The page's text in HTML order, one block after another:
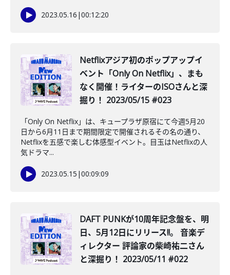
2023.05.16 |00:12:20
Netflixアジア初のポップアップイ
ベント「Only On Netflix」、まも
なく開催！ライターのISOさんと深
掘り！ 2023/05/15 #023
「Only On Netflix」は、キュープラザ原宿にて今週5月20
日から6月11日まで期間限定で開催されるその名の通り、
Netflixを五感で楽しむ体感型イベント。目玉はNetflixの人
気ドラマ...
2023.05.15 |00:09:09
DAFT PUNKが10周年記念盤を、明
日、5月12日にリリース!!。 音楽デ
ィレクター 評論家の柴崎祐二さん
と深掘り！ 2023/05/11 #022